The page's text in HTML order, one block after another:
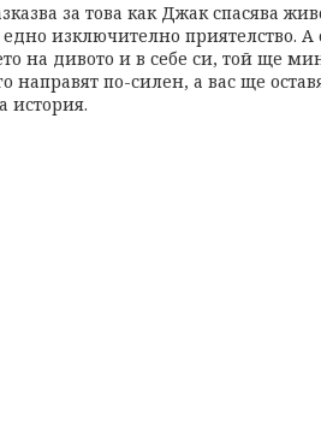
за това как Джак спасява
изключително приятелство. А
на дивото и в себе си, той ще
направят по-силен, а вас ще
история.